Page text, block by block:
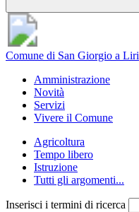
Comune di San Giorgio a Liri
Amministrazione
Novità
Servizi
Vivere il Comune
Agricoltura
Tempo libero
Istruzione
Tutti gli argomenti...
Inserisci i termini di ricerca